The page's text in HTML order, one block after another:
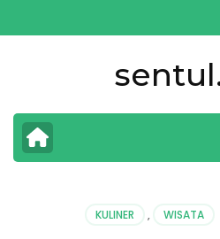
ke
Enter)
KULINER , WISATA